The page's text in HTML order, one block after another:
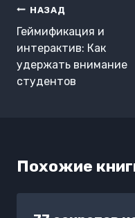
Навигация
по
записям
НАЗАД
Геймификация и
интерактив: Как
удержать внимание
студентов
Похожие